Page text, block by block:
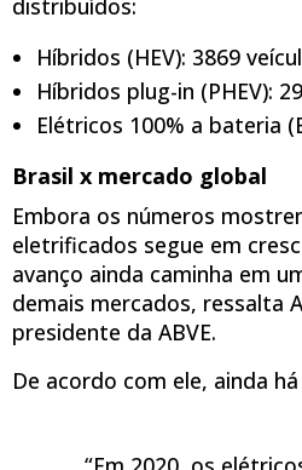
distribuídos:
Híbridos (HEV): 3869
Híbridos plug-in (PHEV):
Elétricos 100% a bateria
Brasil x mercado global
Embora os números
eletrificados segue em
avanço ainda caminha em
demais mercados, ressalta
presidente da ABVE.
De acordo com ele, ainda